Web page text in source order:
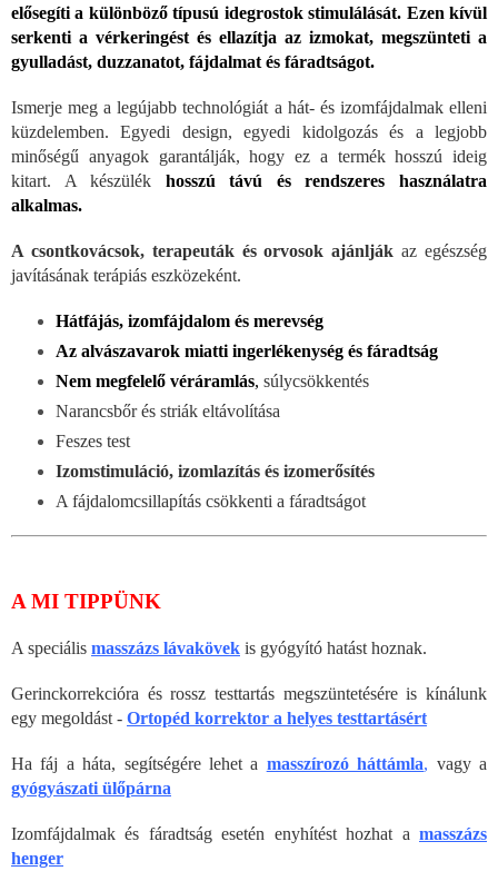
elősegíti a különböző típusú idegrostok stimulálását. Ezen kívül
serkenti a vérkeringést és ellazítja az izmokat, megszünteti a
gyulladást, duzzanatot, fájdalmat és fáradtságot.
Ismerje meg a legújabb technológiát a hát- és izomfájdalmak elleni
küzdelemben. Egyedi design, egyedi kidolgozás és a legjobb
minőségű anyagok garantálják, hogy ez a termék hosszú ideig
kitart. A készülék hosszú távú és rendszeres használatra
alkalmas.
A csontkovácsok, terapeuták és orvosok ajánljákaz egészség
javításának terápiás eszközeként.
Hátfájás, izomfájdalom és merevség
Az alvászavarok miatti ingerlékenység és fáradtság
Nem megfelelő véráramlás, súlycsökkentés
Narancsbőr és striák eltávolítása
Feszes test
Izomstimuláció, izomlazítás és izomerősítés
A fájdalomcsillapítás csökkenti a fáradtságot
A MI TIPPÜNK
A speciális masszázs lávakövek is gyógyító hatást hoznak.
Gerinckorrekcióra és rossz testtartás megszüntetésére is kínálunk
egy megoldást - Ortopéd korrektor a helyes testtartásért
Ha fáj a háta, segítségére lehet a masszírozó háttámla, vagy a
gyógyászati ülőpárna
Izomfájdalmak és fáradtság esetén enyhítést hozhat a masszázs
henger